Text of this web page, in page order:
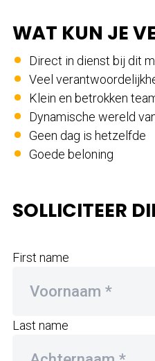
WAT KUN JE
Direct in dienst bij dit
Veel
Klein en betrokken
Dynamische wereld
Geen dag is hetzelfde
Goede beloning
SOLLICITEER
First name
Last name